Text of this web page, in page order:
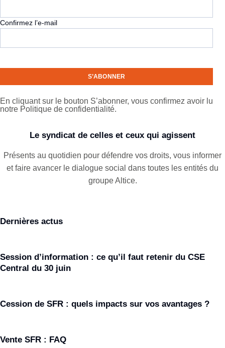
Confirmez l’e-mail
En cliquant sur le bouton S’abonner, vous confirmez avoir lu
notre Politique de confidentialité.
Le syndicat de celles et ceux qui agissent
Présents au quotidien pour défendre vos droits, vous informer
et faire avancer le dialogue social dans toutes les entités du
groupe Altice.
Dernières actus
Session d’information : ce qu’il faut retenir du CSE
Central du 30 juin
Cession de SFR : quels impacts sur vos avantages ?
Vente SFR : FAQ